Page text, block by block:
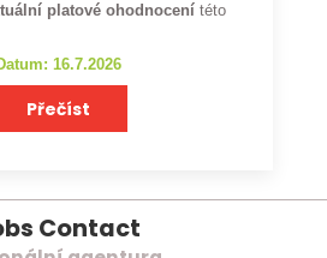
platové ohodnocení této
16.7.2026
Přečíst
Contact